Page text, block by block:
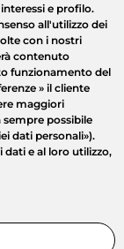
e profilo.
all'utilizzo dei
con i nostri
contenuto
funzionamento del
»il cliente
maggiori
possibile
dati personali»).
e al loro utilizzo,